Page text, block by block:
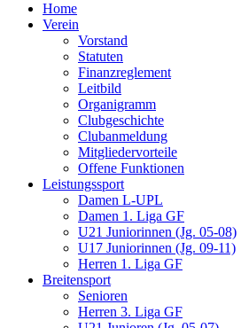
Home
Verein
Vorstand
Statuten
Finanzreglement
Leitbild
Organigramm
Clubgeschichte
Clubanmeldung
Mitgliedervorteile
Offene Funktionen
Leistungssport
Damen L-UPL
Damen 1. Liga GF
U21 Juniorinnen (Jg. 05-08)
U17 Juniorinnen (Jg. 09-11)
Herren 1. Liga GF
Breitensport
Senioren
Herren 3. Liga GF